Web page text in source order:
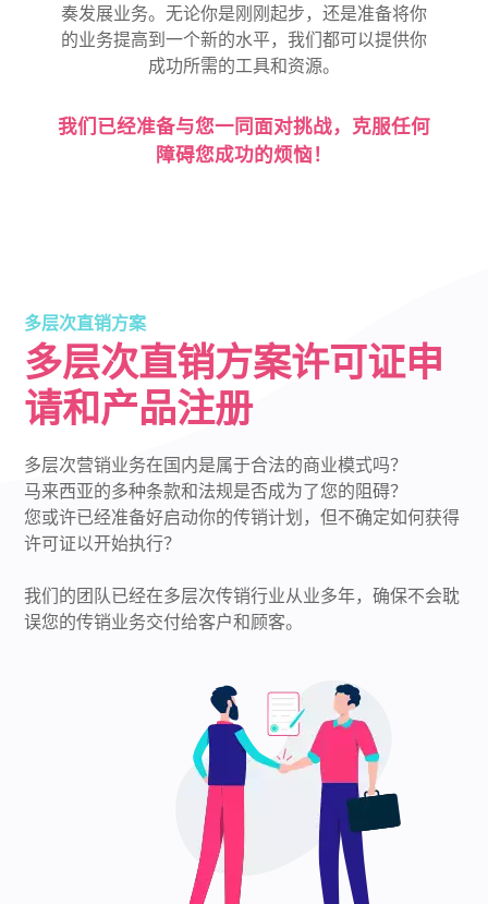
奏发展业务。无论你是刚刚起步，还是准备将你
的业务提高到一个新的水平，我们都可以提供你
成功所需的工具和资源。
我们已经准备与您一同面对挑战，克服任何
障碍您成功的烦恼！
多层次直销方案
多层次直销方案许可证申
请和产品注册
多层次营销业务在国内是属于合法的商业模式吗？
马来西亚的多种条款和法规是否成为了您的阻碍？
您或许已经准备好启动你的传销计划，但不确定如何获得
许可证以开始执行？
我们的团队已经在多层次传销行业从业多年，确保不会耽
误您的传销业务交付给客户和顾客。